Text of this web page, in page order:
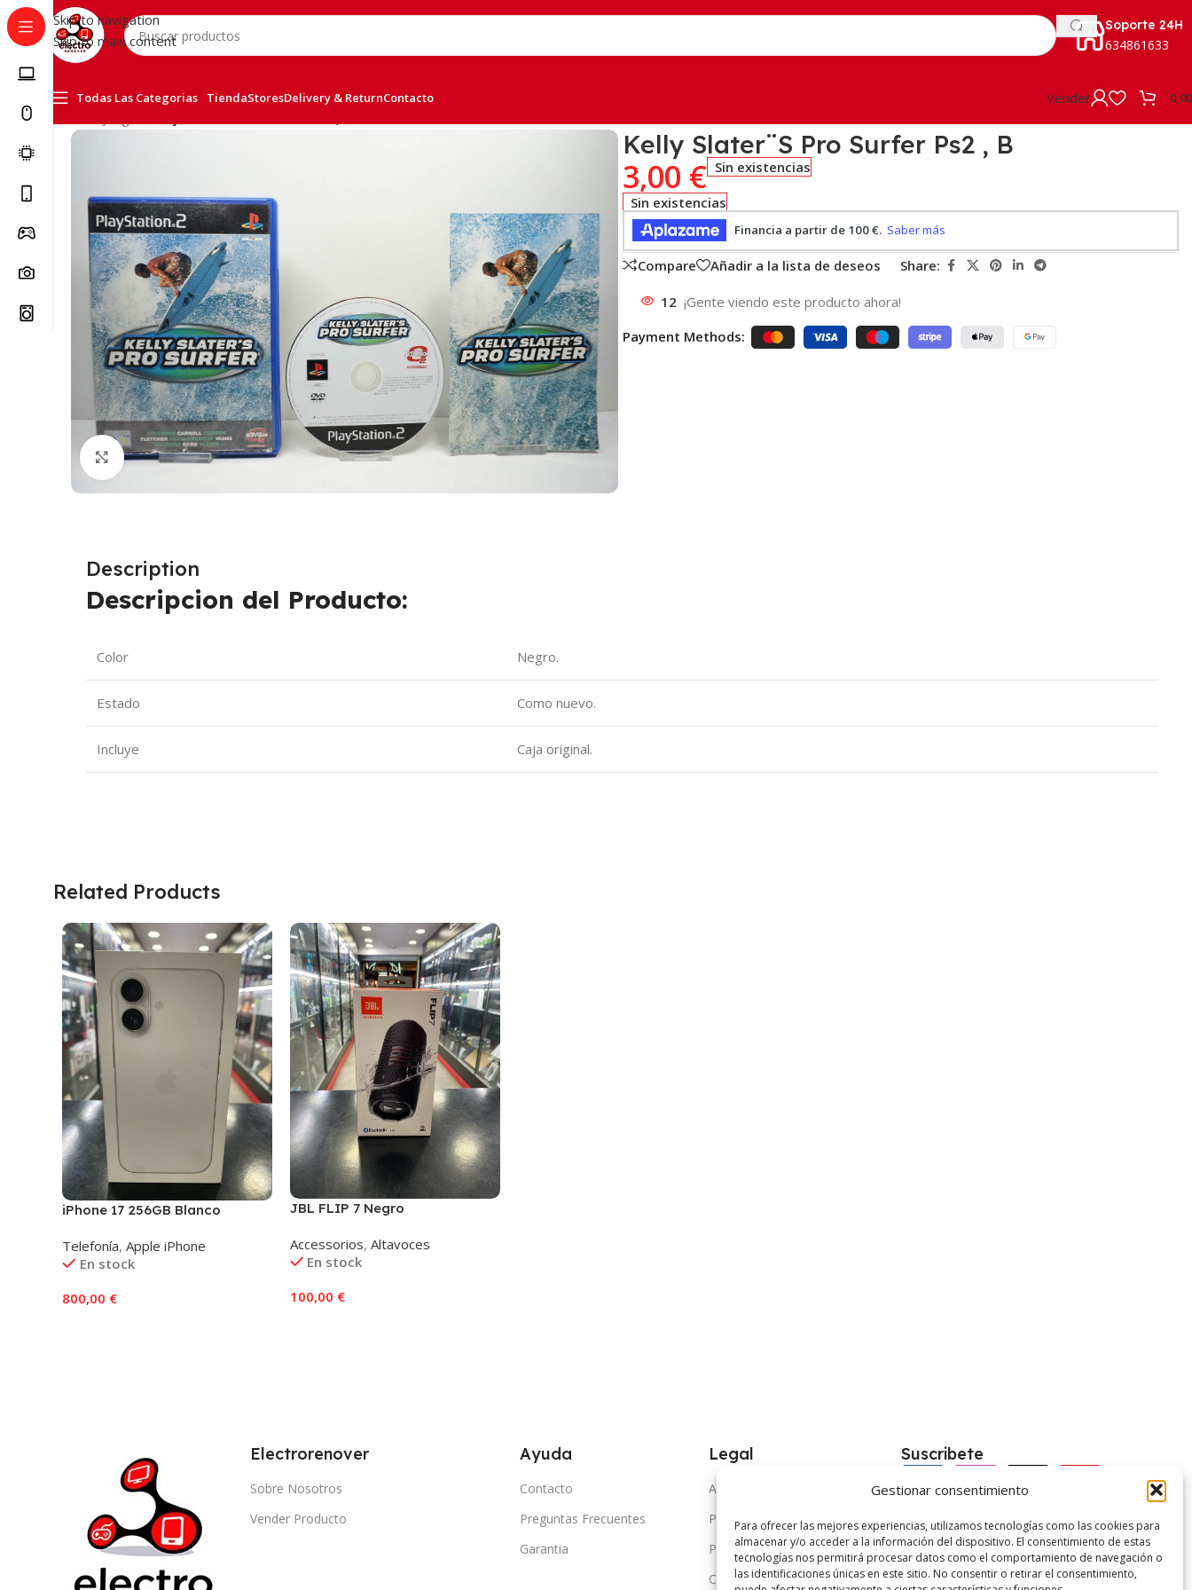
Gestionar consentimiento
Para ofrecer las mejores experiencias, utilizamos tecnologías como las cookies para
almacenar y/o acceder a la información del dispositivo. El consentimiento de estas
tecnologías nos permitirá procesar datos como el comportamiento de navegación o
las identificaciones únicas en este sitio. No consentir o retirar el consentimiento,
Skip to navigation
Skip to main content
Soporte 24H
634861633
Todas Las Categorias TiendaStoresDelivery & ReturnContacto Vender
Click to enlarge
Kelly Slater¨S Pro Surfer Ps2 , B
3,00 € Sin existencias
Sin existencias
Compare Añadir a la lista de deseos Share:
12 ¡Gente viendo este producto ahora!
Payment Methods:
Description
Descripcion del Producto:
Color Negro.
Estado Como nuevo.
Incluye Caja original.
Related Products
iPhone 17 256GB Blanco
Telefonía, Apple iPhone
En stock
800,00 €
JBL FLIP 7 Negro
Accessorios, Altavoces
En stock
100,00 €
Electrorenover
Sobre Nosotros
Vender Producto
Ayuda
Contacto
Preguntas Frecuentes
Garantia
Legal
Aviso Legal
Politica de Cookies
Politica de Privacidad
Condiciones Generales
Suscribete